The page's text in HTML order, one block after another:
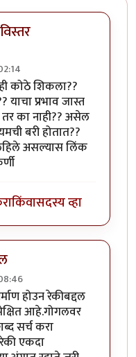
कोठे शिकला??
प्रभाव जास्त
का नाही‍?? असेल
बरी होतात??
असल्यास लिंक
किंवासदस्य व्हा
आणि सविस्तर सांगाल का??
होउन रेकीबद्दल
आहे.गोगलवर
सर्च करा
एकदा